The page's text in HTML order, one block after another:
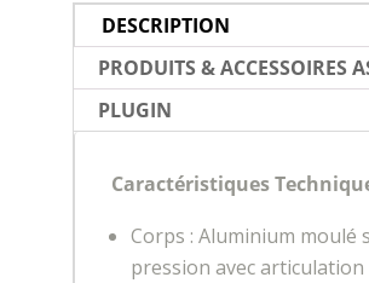
DESCRIPTION
PRODUITS & ACCESSOIRES
PLUGIN
Caractéristiques
Corps : Aluminium moulé
pression avec articulation